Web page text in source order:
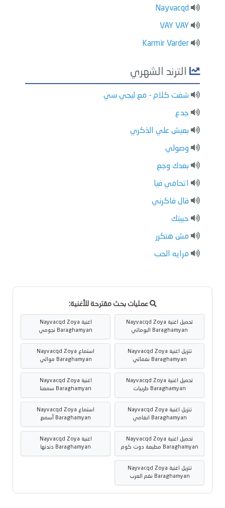
Nayvacqd
VAY VAY
Karmir Varder
الترند الشهري
شفت كلام - مع ليجي سي
جدع
بعيش علي الذكري
وصولي
بعدك وجع
اتحامي فيا
قال فاكرني
حبيتك
مش هتكرر
مرايه الحب
عمليات بحث مقترحة للأغنية:
تحميل اغنية Nayvacqd Zoya
Baraghamyan البوماتي
اغنية Nayvacqd Zoya
Baraghamyan نجومي
تنزيل اغنية Nayvacqd Zoya
Baraghamyan نغماتي
استماع Nayvacqd Zoya
Baraghamyan موالي
تحميل اغنية Nayvacqd Zoya
Baraghamyan طربيات
اغنية Nayvacqd Zoya
Baraghamyan سمعنا
تنزيل اغنية Nayvacqd Zoya
Baraghamyan انغامي
استماع Nayvacqd Zoya
Baraghamyan أسمع
تحميل اغنية Nayvacqd Zoya
Baraghamyan مطبعة دوت كوم
اغنية Nayvacqd Zoya
Baraghamyan دندنها
تنزيل اغنية Nayvacqd Zoya
Baraghamyan نغم العرب